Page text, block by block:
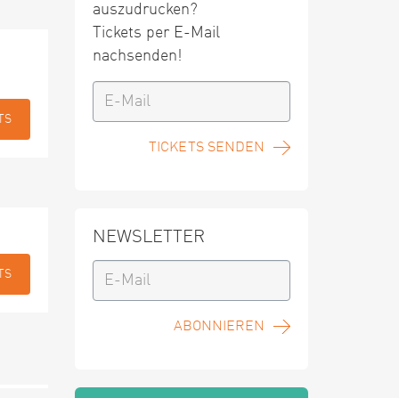
auszudrucken?
Tickets per E-Mail
nachsenden!
TICKETS SENDEN
NEWSLETTER
ABONNIEREN